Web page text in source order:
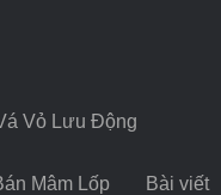
Vỏ Lưu Động
Mâm Lốp Bài viết